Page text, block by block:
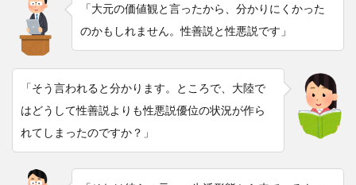
「大元の価値観と言ったから、分かりにくかった
のかもしれません。性善説と性悪説です」
「そう言われると分かります。ところで、大陸で
はどうして性善説よりも性悪説優位の状況が作ら
れてしまったのですか？」